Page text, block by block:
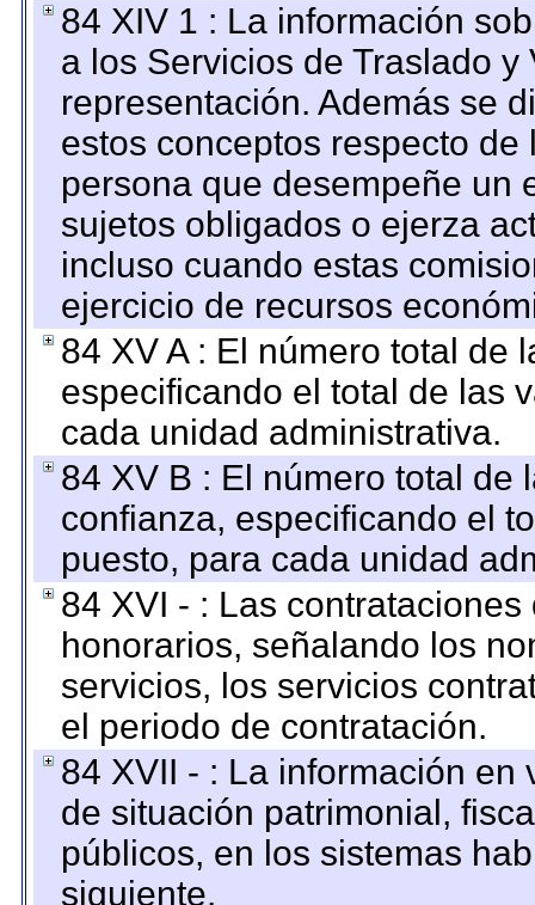
84 XIV 1 : La información
a los Servicios de Traslado
representación. Además se
estos conceptos respecto
persona que desempeñe un
sujetos obligados o ejerza
incluso cuando estas
ejercicio de recursos
84 XV A : El número total de
especificando el total de las
cada unidad administrativa.
84 XV B : El número total de
confianza, especificando el
puesto, para cada unidad
84 XVI - : Las
honorarios, señalando los
servicios, los servicios
el periodo de contratación.
84 XVII - : La información
de situación patrimonial,
públicos, en los sistemas
siguiente.